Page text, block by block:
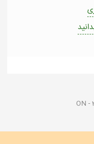
ON -